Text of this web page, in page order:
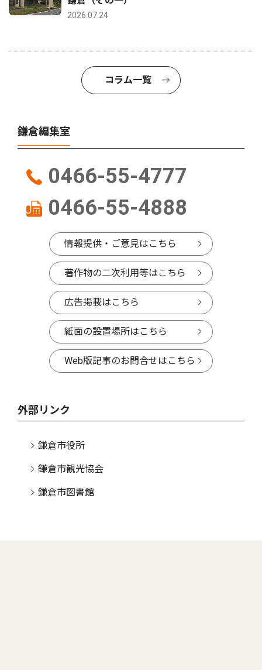
2026.07.24
コラム一覧
鎌倉編集室
0466-55-4777
0466-55-4888
情報提供・ご意見はこちら
著作物の二次利用等はこちら
広告掲載はこちら
紙面の設置場所はこちら
Web版記事のお問合せはこちら
外部リンク
鎌倉市役所
鎌倉市観光協会
鎌倉市図書館